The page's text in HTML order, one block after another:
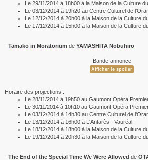
Le 29/11/2014 à 18h00 à la Maison de la Culture
Le 03/12/2014 à 19h20 au Centre Culturel de
Le 12/12/2014 à 20h00 à la Maison de la Culture
Le 17/12/2014 à 15h00 à la Maison de la Culture
- Tamako in Moratorium de YAMASHITA Nobuhiro
Bande-annonce
Horaire des projections :
Le 28/11/2014 à 19h50 au Gaumont Opéra
Le 30/11/2014 à 10h10 au Gaumont Opéra
Le 03/12/2014 à 14h30 au Centre Culturel de
Le 13/12/2014 à 16h00 à L'Antarès - Vauréal
Le 18/12/2014 à 18h00 à la Maison de la Culture
Le 19/12/2014 à 20h30 à la Maison de la Culture
- The End of the Special Time We Were Allowed de